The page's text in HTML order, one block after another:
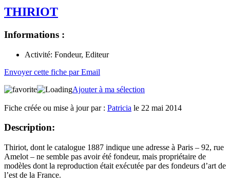
THIRIOT
Informations :
Activité: Fondeur, Editeur
Envoyer cette fiche par Email
Ajouter à ma sélection
Fiche créée ou mise à jour par : Patricia le 22 mai 2014
Description:
Thiriot, dont le catalogue 1887 indique une adresse à Paris – 92, rue
Amelot – ne semble pas avoir été fondeur, mais propriétaire de
modèles dont la reproduction était exécutée par des fondeurs d’art de
l’est de la France.